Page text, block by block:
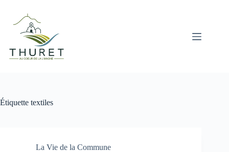
contenu
Étiquette textiles
La Vie de la Commune